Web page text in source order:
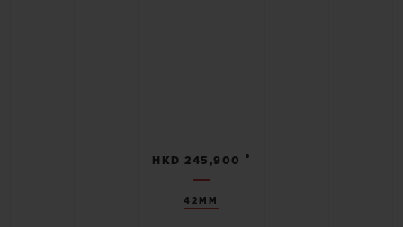
42MM
HKD 245,900 •